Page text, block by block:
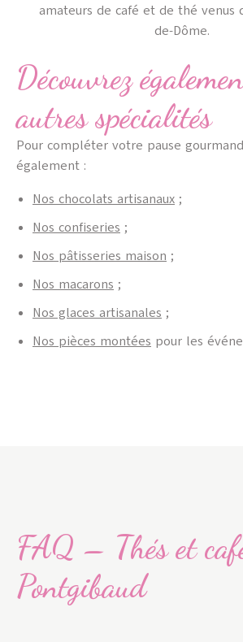
amateurs de café et de thé venus
de-Dôme.
Découvrez
autres spécialités
Pour compléter votre pause
également :
Nos chocolats artisanaux ;
Nos confiseries ;
Nos pâtisseries maison ;
Nos macarons ;
Nos glaces artisanales ;
Nos pièces montées pour les
FAQ – Thés et
Pontgibaud